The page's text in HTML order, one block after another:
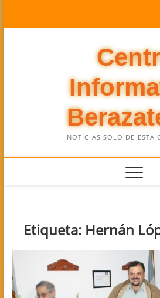
NOTICIAS SOLO DE ESTA
Etiqueta: Hernán